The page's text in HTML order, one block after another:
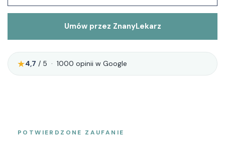
Umów przez ZnanyLekarz
★4,7 / 5 · 1000 opinii w Google
POTWIERDZONE ZAUFANIE